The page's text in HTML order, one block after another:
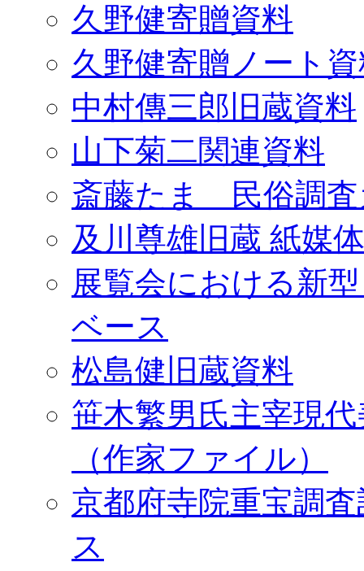
久野健寄贈資料
久野健寄贈ノート
中村傳三郎旧蔵資料
山下菊二関連資料
斎藤たま 民俗調査
及川尊雄旧蔵 紙媒
展覧会における新
ベース
松島健旧蔵資料
笹木繁男氏主宰現
（作家ファイル）
京都府寺院重宝調
ス